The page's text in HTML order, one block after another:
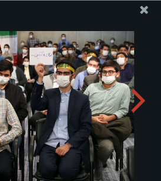
13 آبان، عالمی استکبار سے
خطاب